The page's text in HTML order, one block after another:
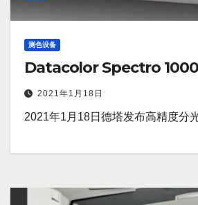
测色设备
Datacolor Spectro 1000
2021年1月18日
2021年1月18日德塔发布高精度分